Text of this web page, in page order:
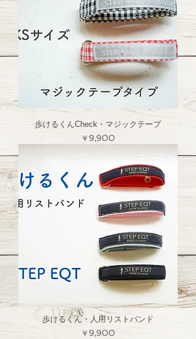
歩けるくんCheck・マジックテープ
価格
￥9,900
歩けるくん・人用リストバンド
価格
￥9,900